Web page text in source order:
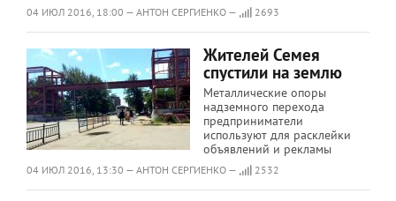
04 ИЮЛ 2016, 18:00 — АНТОН СЕРГИЕНКО — 2693
Жителей Семея
спустили на землю
Металлические опоры
надземного перехода
предприниматели
используют для расклейки
объявлений и рекламы
04 ИЮЛ 2016, 13:30 — АНТОН СЕРГИЕНКО — 2532